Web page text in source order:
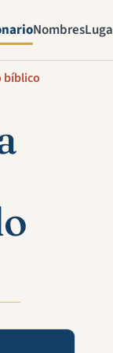
Nombres
bíblico
en